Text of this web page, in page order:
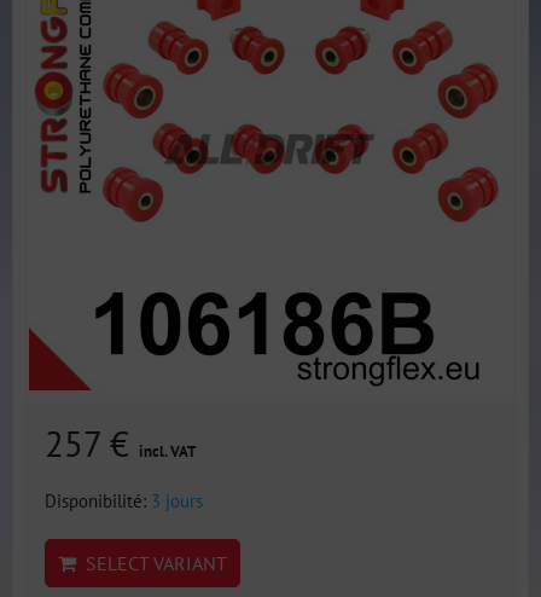
257 € incl. VAT
Disponibilité: 3 jours
SELECT VARIANT